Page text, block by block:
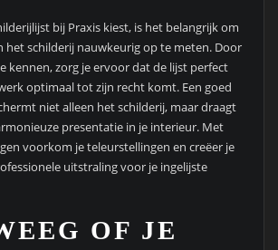
bij Praxis kiest, is het belangrijk om
het schilderij nauwkeurig op te meten. Door
kennen, zorg je ervoor dat de lijst perfect
optimaal tot zijn recht komt. Een goed
niet alleen het schilderij, maar draagt
presentatie in je interieur. Met
voorkom je teleurstellingen en creëer je
uitstraling voor je ingelijste
OF JE